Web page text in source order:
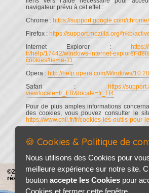
navigateur prévu à cet effet :
Chrome : https://support.google.com/
Firefox : https://support.mozilla.org/fr/kb/
Internet Explorer :
fr/help/17442/windows-internet-explorer-
cookies#ie=ie-11
Opera : http://help.opera.com/Windows/
Safari :
https://
viewlocale=fr_FR&locale=fr_FR
Pour de plus amples informations
des cookies, vous pouvez consulter le
https://www.cnil.fr/fr/cookies-les-outils-pour-
©2026-2027 AP AUTO tous droits
réservés
🍪 Cookies & Politique de
Nous utilisons des Cookies pour
meilleure expérience sur notre site.
bouton accepte les Cookies pour
Cookies et fermer cette fenêtre.